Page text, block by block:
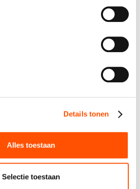
Details tonen
Alles toestaan
Selectie toestaan